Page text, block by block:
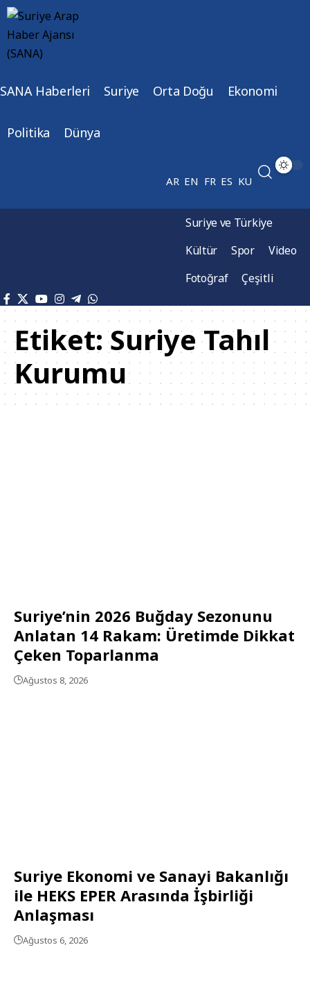
SANA Haberleri Suriye Orta Doğu Ekonomi
Politika Dünya
AR EN FR ES KU
Suriye ve Türkiye
Kültür
Spor
Video
Fotoğraf
Çeşitli
Etiket:Suriye Tahıl
Kurumu
Suriye’nin 2026 Buğday Sezonunu
Anlatan 14 Rakam: Üretimde Dikkat
Çeken Toparlanma
Ağustos 8, 2026
Suriye Ekonomi ve Sanayi Bakanlığı
ile HEKS EPER Arasında İşbirliği
Anlaşması
Ağustos 6, 2026